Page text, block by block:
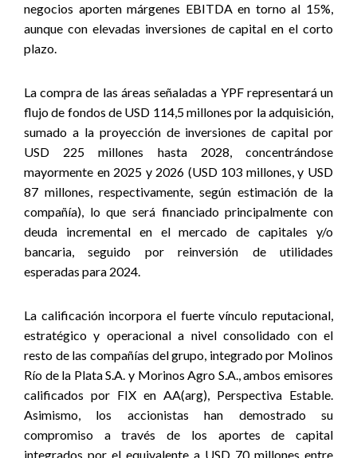
negocios aporten márgenes EBITDA en torno al 15%,
aunque con elevadas inversiones de capital en el corto
plazo.
La compra de las áreas señaladas a YPF representará un
flujo de fondos de USD 114,5 millones por la adquisición,
sumado a la proyección de inversiones de capital por
USD 225 millones hasta 2028, concentrándose
mayormente en 2025 y 2026 (USD 103 millones, y USD
87 millones, respectivamente, según estimación de la
compañía), lo que será financiado principalmente con
deuda incremental en el mercado de capitales y/o
bancaria, seguido por reinversión de utilidades
esperadas para 2024.
La calificación incorpora el fuerte vínculo reputacional,
estratégico y operacional a nivel consolidado con el
resto de las compañías del grupo, integrado por Molinos
Río de la Plata S.A. y Morinos Agro S.A., ambos emisores
calificados por FIX en AA(arg), Perspectiva Estable.
Asimismo, los accionistas han demostrado su
compromiso a través de los aportes de capital
integrados por el equivalente a USD 70 millones entre